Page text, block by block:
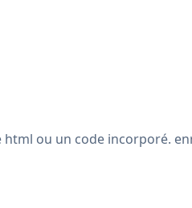
ou un code incorporé.